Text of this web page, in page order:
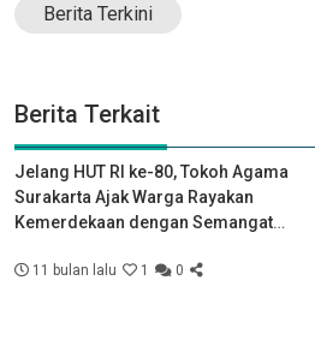
Berita Terkini
Berita Terkait
Jelang HUT RI ke-80, Tokoh Agama
Surakarta Ajak Warga Rayakan
Kemerdekaan dengan Semangat
11 bulan lalu 1 0